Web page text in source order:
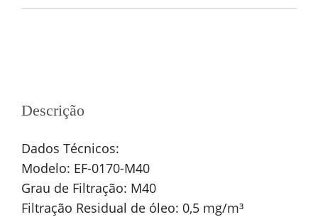
Descrição
Dados Técnicos:
Modelo: EF-0170-M40
Grau de Filtração: M40
Filtração Residual de óleo: 0,5 mg/m³